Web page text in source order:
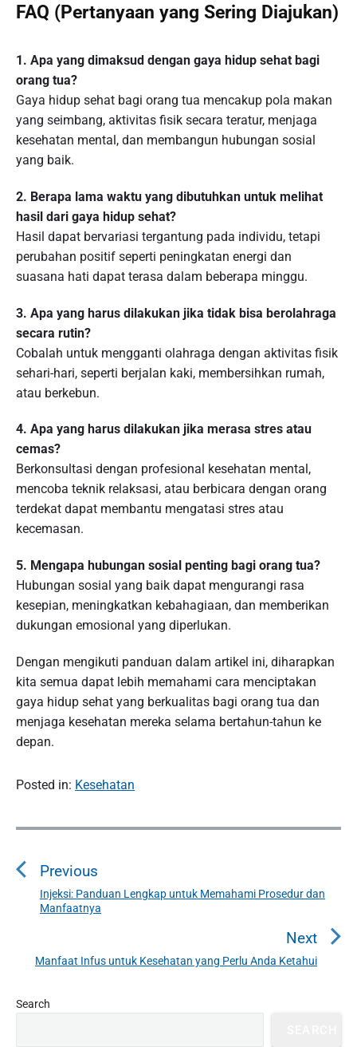
FAQ (Pertanyaan yang Sering Diajukan)
1. Apa yang dimaksud dengan gaya hidup sehat bagi
orang tua?
Gaya hidup sehat bagi orang tua mencakup pola makan
yang seimbang, aktivitas fisik secara teratur, menjaga
kesehatan mental, dan membangun hubungan sosial
yang baik.
2. Berapa lama waktu yang dibutuhkan untuk melihat
hasil dari gaya hidup sehat?
Hasil dapat bervariasi tergantung pada individu, tetapi
perubahan positif seperti peningkatan energi dan
suasana hati dapat terasa dalam beberapa minggu.
3. Apa yang harus dilakukan jika tidak bisa berolahraga
secara rutin?
Cobalah untuk mengganti olahraga dengan aktivitas fisik
sehari-hari, seperti berjalan kaki, membersihkan rumah,
atau berkebun.
4. Apa yang harus dilakukan jika merasa stres atau
cemas?
Berkonsultasi dengan profesional kesehatan mental,
mencoba teknik relaksasi, atau berbicara dengan orang
terdekat dapat membantu mengatasi stres atau
kecemasan.
5. Mengapa hubungan sosial penting bagi orang tua?
Hubungan sosial yang baik dapat mengurangi rasa
kesepian, meningkatkan kebahagiaan, dan memberikan
dukungan emosional yang diperlukan.
Dengan mengikuti panduan dalam artikel ini, diharapkan
kita semua dapat lebih memahami cara menciptakan
gaya hidup sehat yang berkualitas bagi orang tua dan
menjaga kesehatan mereka selama bertahun-tahun ke
depan.
Posted in: Kesehatan
P
s
g
Previous
P
r
v
o
u
Injeksi: Panduan Lengkap untuk Memahami Prosedur dan
Manfaatnya
Next
N
Manfaat Infus untuk Kesehatan yang Perlu Anda Ketahui
P
Search